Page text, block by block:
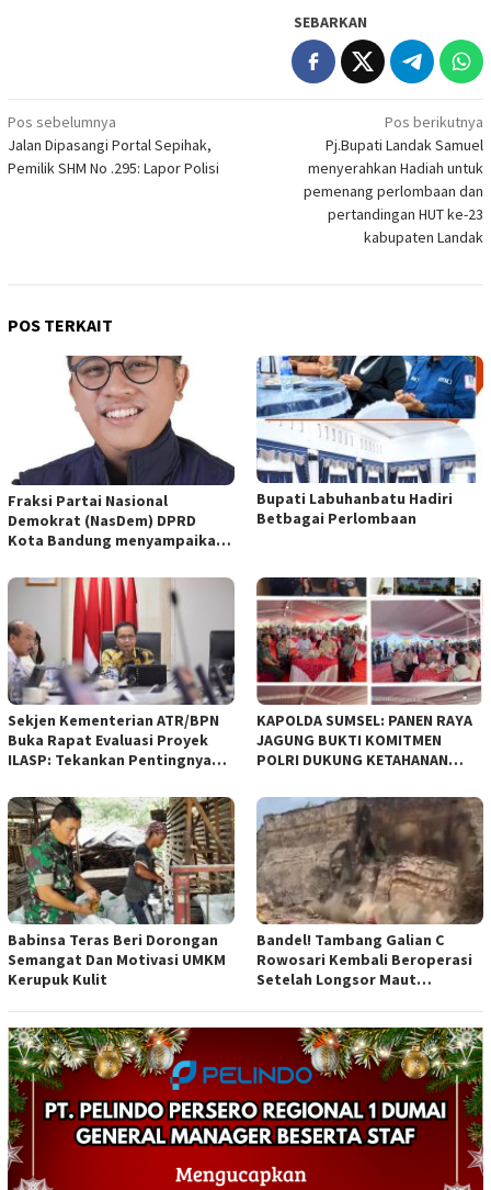
SEBARKAN
Navigasi
pos
Pos sebelumnya
Jalan Dipasangi Portal Sepihak,
Pemilik SHM No .295: Lapor Polisi
Pos berikutnya
Pj.Bupati Landak Samuel
menyerahkan Hadiah untuk
pemenang perlombaan dan
pertandingan HUT ke-23
kabupaten Landak
POS TERKAIT
Fraksi Partai Nasional
Demokrat (NasDem) DPRD
Kota Bandung menyampaikan
empat Rancangan Peraturan
Daerah (Raperda) yang
diajukan Pemerintah Kota
Bandung
Bupati Labuhanbatu Hadiri
Betbagai Perlombaan
Sekjen Kementerian ATR/BPN
Buka Rapat Evaluasi Proyek
ILASP: Tekankan Pentingnya
Anggaran
KAPOLDA SUMSEL: PANEN RAYA
JAGUNG BUKTI KOMITMEN
POLRI DUKUNG KETAHANAN
Babinsa Teras Beri Dorongan
Semangat Dan Motivasi UMKM
Kerupuk Kulit
Bandel! Tambang Galian C
Rowosari Kembali Beroperasi
Setelah Longsor Maut